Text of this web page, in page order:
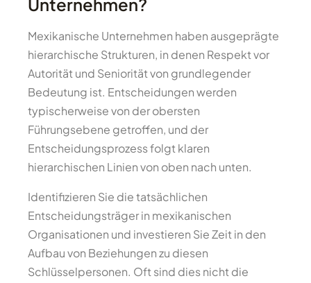
Unternehmen?
Mexikanische Unternehmen haben ausgeprägte
hierarchische Strukturen, in denen Respekt vor
Autorität und Seniorität von grundlegender
Bedeutung ist. Entscheidungen werden
typischerweise von der obersten
Führungsebene getroffen, und der
Entscheidungsprozess folgt klaren
hierarchischen Linien von oben nach unten.
Identifizieren Sie die tatsächlichen
Entscheidungsträger in mexikanischen
Organisationen und investieren Sie Zeit in den
Aufbau von Beziehungen zu diesen
Schlüsselpersonen. Oft sind dies nicht die